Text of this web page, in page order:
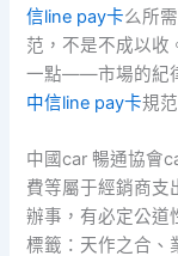
信line pay卡么所
范，不是不成以收
一點——市場的紀
中信line pay卡規
中國car 暢通協會
費等屬于經銷商支
辦事，有必定公道
標籤：天作之合、